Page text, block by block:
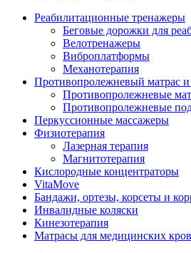
Реабилитационные тренажеры
Беговые дорожки для
Велотренажеры
Виброплатформы
Механотерапия
Противопролежневый матрас
Противопролежневые
Противопролежневые
Перкуссионные массажеры
Физиотерапия
Лазерная терапия
Магнитотерапия
Кислородные концентраторы
VitaMove
Бандажи, ортезы, корсеты и
Инвалидные коляски
Кинезотерапия
Матрасы для медицинских